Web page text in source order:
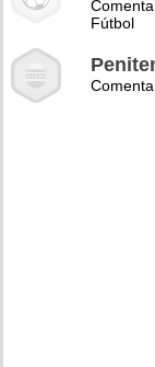
Fútbol